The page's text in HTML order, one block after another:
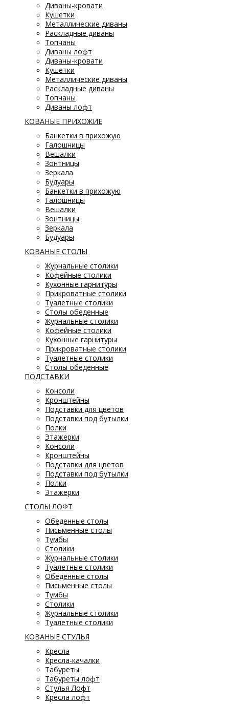
Диваны-кровати
Кушетки
Металлические диваны
Раскладные диваны
Топчаны
Диваны лофт
Диваны-кровати
Кушетки
Металлические диваны
Раскладные диваны
Топчаны
Диваны лофт
КОВАНЫЕ ПРИХОЖИЕ
Банкетки в прихожую
Галошницы
Вешалки
Зонтницы
Зеркала
Будуары
Банкетки в прихожую
Галошницы
Вешалки
Зонтницы
Зеркала
Будуары
КОВАНЫЕ СТОЛЫ
Журнальные столики
Кофейные столики
Кухонные гарнитуры
Прикроватные столики
Туалетные столики
Столы обеденные
Журнальные столики
Кофейные столики
Кухонные гарнитуры
Прикроватные столики
Туалетные столики
Столы обеденные
ПОДСТАВКИ
Консоли
Кронштейны
Подставки для цветов
Подставки под бутылки
Полки
Этажерки
Консоли
Кронштейны
Подставки для цветов
Подставки под бутылки
Полки
Этажерки
СТОЛЫ ЛОФТ
Обеденные столы
Письменные столы
Тумбы
Столики
Журнальные столики
Туалетные столики
Обеденные столы
Письменные столы
Тумбы
Столики
Журнальные столики
Туалетные столики
КОВАНЫЕ СТУЛЬЯ
Кресла
Кресла-качалки
Табуреты
Табуреты лофт
Стулья Лофт
Кресла лофт